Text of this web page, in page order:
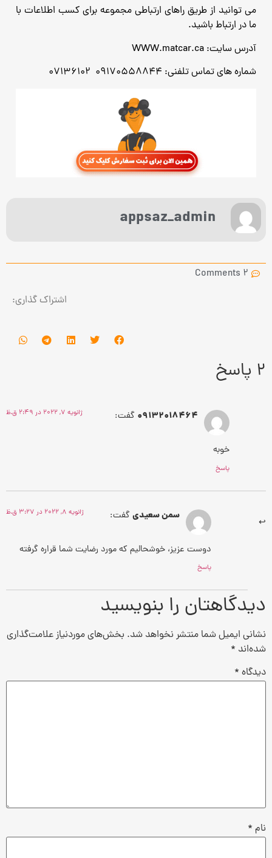
می توانید از طریق راهای ارتباطی مجموعه برای کسب اطلاعات با
ما در ارتباط باشید.
آدرس سایت: WWW.matcar.ca
شماره های تماس تلفنی: 09170558844 07136102
appsaz_admin
2 Comments
اشتراک گذاری:
2 پاسخ
09132018464 گفت: ژانویه 7, 2022 در 2:49 ق.ظ
خوبه
پاسخ
سمن سعیدیگفت: ژانویه 8, 2022 در 3:27 ق.ظ
دوست عزیز، خوشحالیم که مورد رضایت شما قراره گرفته
پاسخ
دیدگاهتان را بنویسید
نشانی ایمیل شما منتشر نخواهد شد. بخش‌های موردنیاز علامت‌گذاری
شده‌اند *
دیدگاه *
نام *